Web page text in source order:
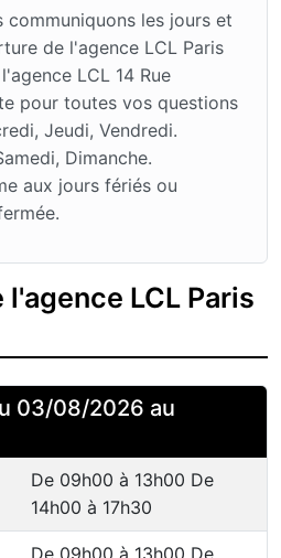
communiquons les jours et
de l'agence LCL Paris
LCL 14 Rue
pour toutes vos questions
Jeudi, Vendredi.
Dimanche.
aux jours fériés ou
LCL Paris
03/08/2026 au
De 09h00 à 13h00 De
14h00 à 17h30
De 09h00 à 13h00 De